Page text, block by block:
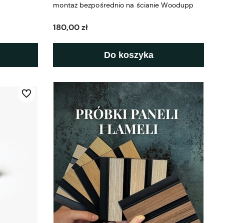
montaż bezpośrednio na ścianie Woodupp
180,00 zł
Do koszyka
Do ulubionych